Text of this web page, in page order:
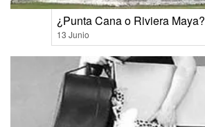
¿Punta Cana o Riviera Maya?
13 Junio